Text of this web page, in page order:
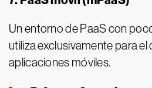
Un entorno de PaaS con
utiliza exclusivamente para el
aplicaciones móviles.